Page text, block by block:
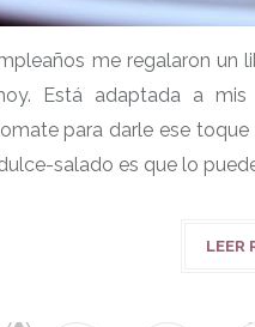
me regalaron un
Está adaptada a
para darle ese
salado es que lo
LEER